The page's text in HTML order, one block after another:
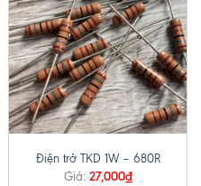
Điện trở TKD 1W – 680R
Giá: 27,000₫